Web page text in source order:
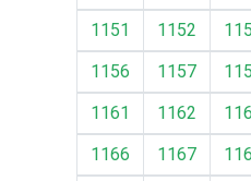
1151
1152
1156
1157
1161
1162
1166
1167